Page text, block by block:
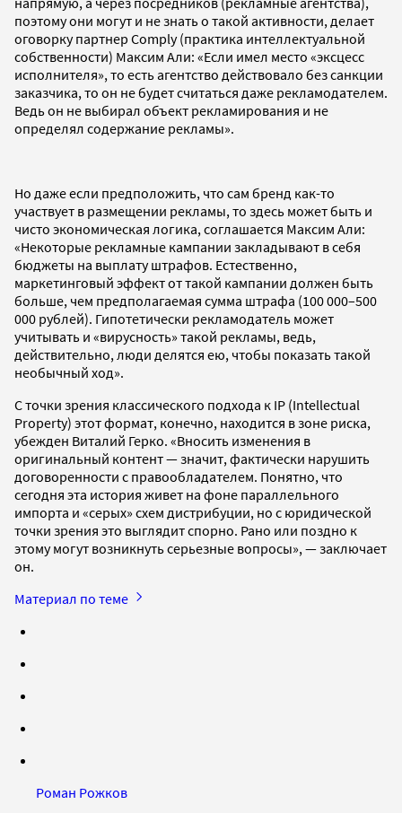
поэтому они могут и не знать о такой активности, делает
оговорку партнер Comply (практика интеллектуальной
собственности) Максим Али: «Если имел место «эксцесс
исполнителя», то есть агентство действовало без санкции
заказчика, то он не будет считаться даже рекламодателем.
Ведь он не выбирал объект рекламирования и не
определял содержание рекламы».
Но даже если предположить, что сам бренд как-то
участвует в размещении рекламы, то здесь может быть и
чисто экономическая логика, соглашается Максим Али:
«Некоторые рекламные кампании закладывают в себя
бюджеты на выплату штрафов. Естественно,
маркетинговый эффект от такой кампании должен быть
больше, чем предполагаемая сумма штрафа (100 000–500
000 рублей). Гипотетически рекламодатель может
учитывать и «вирусность» такой рекламы, ведь,
действительно, люди делятся ею, чтобы показать такой
необычный ход».
С точки зрения классического подхода к IP (Intellectual
Property) этот формат, конечно, находится в зоне риска,
убежден Виталий Герко. «Вносить изменения в
оригинальный контент — значит, фактически нарушить
договоренности с правообладателем. Понятно, что
сегодня эта история живет на фоне параллельного
импорта и «серых» схем дистрибуции, но с юридической
точки зрения это выглядит спорно. Рано или поздно к
этому могут возникнуть серьезные вопросы», — заключает
он.
Материал по теме
Роман Рожков